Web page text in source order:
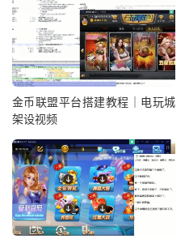
金币联盟平台搭建教程｜电玩城
架设视频